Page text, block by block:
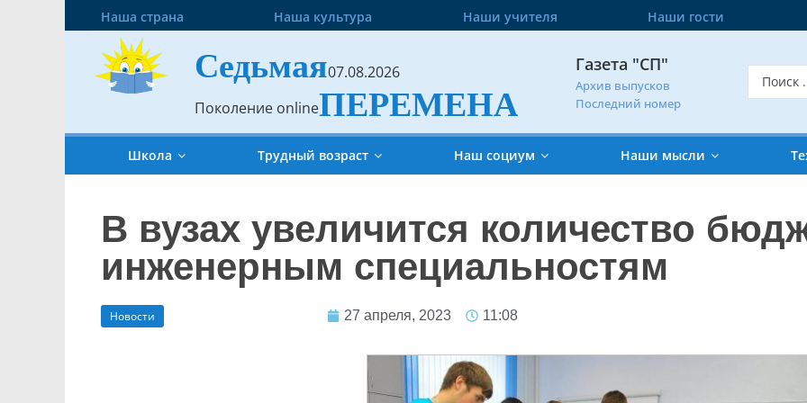
Наша страна Наша культура Наши учителя Наши гости
Седьмая07.08.2026
Поколение onlineПЕРЕМЕНА
Газета "СП"
Архив выпусков
Последний номер
Школа Трудный возраст Наш социум Наши мысли
В вузах увеличится количество
инженерным специальностям
Новости 27 апреля, 2023 11:08